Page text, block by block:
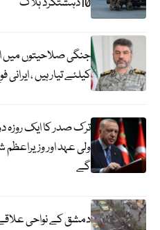
جنگی صلاحیتوں میں
کیلئے تیار ہیں ، ایرانی
ترک صدر کا ایک روزہ
ولی عہد اور
گے
دمشق کے نواحی